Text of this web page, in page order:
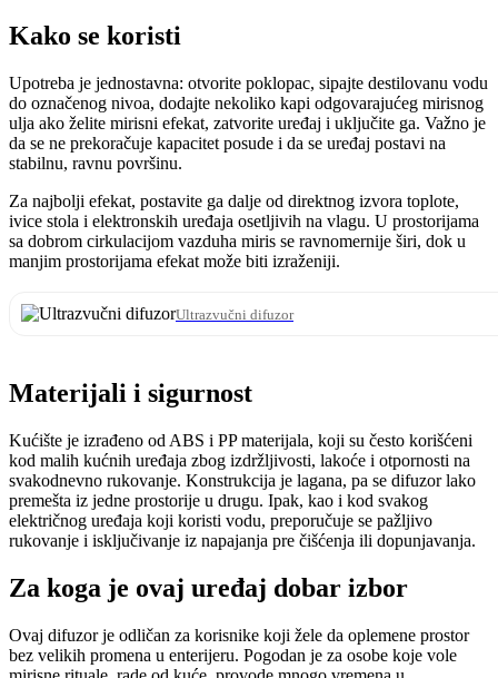
Kako se koristi
Upotreba je jednostavna: otvorite poklopac, sipajte destilovanu vodu
do označenog nivoa, dodajte nekoliko kapi odgovarajućeg mirisnog
ulja ako želite mirisni efekat, zatvorite uređaj i uključite ga. Važno je
da se ne prekoračuje kapacitet posude i da se uređaj postavi na
stabilnu, ravnu površinu.
Za najbolji efekat, postavite ga dalje od direktnog izvora toplote,
ivice stola i elektronskih uređaja osetljivih na vlagu. U prostorijama
sa dobrom cirkulacijom vazduha miris se ravnomernije širi, dok u
manjim prostorijama efekat može biti izraženiji.
Ultrazvučni difuzor
Materijali i sigurnost
Kućište je izrađeno od ABS i PP materijala, koji su često korišćeni
kod malih kućnih uređaja zbog izdržljivosti, lakoće i otpornosti na
svakodnevno rukovanje. Konstrukcija je lagana, pa se difuzor lako
premešta iz jedne prostorije u drugu. Ipak, kao i kod svakog
električnog uređaja koji koristi vodu, preporučuje se pažljivo
rukovanje i isključivanje iz napajanja pre čišćenja ili dopunjavanja.
Za koga je ovaj uređaj dobar izbor
Ovaj difuzor je odličan za korisnike koji žele da oplemene prostor
bez velikih promena u enterijeru. Pogodan je za osobe koje vole